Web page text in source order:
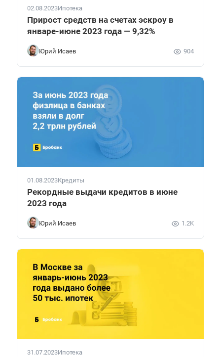
02.08.2023Ипотека
Прирост средств на счетах эскроу в
январе-июне 2023 года — 9,32%
Юрий Исаев 904
01.08.2023Кредиты
Рекордные выдачи кредитов в июне
2023 года
Юрий Исаев 1.2K
31.07.2023Ипотека